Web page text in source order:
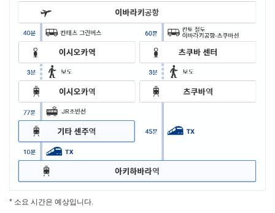
* 소요 시간은 예상입니다.